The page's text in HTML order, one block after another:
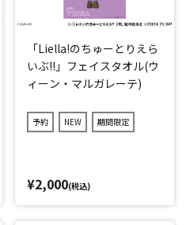
「Liella!のちゅーとりえら
いぶ!!」フェイスタオル(ウ
ィーン・マルガレーテ)
予約 NEW 期間限定
¥2,000(税込)